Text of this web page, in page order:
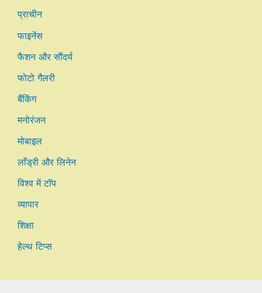
प्राचीन
फाइनेंस
फैशन और सौंदर्य
फोटो गैलरी
बैंकिंग
मनोरंजन
मोबाइल
लाँड्री और लिनेन
विश्व में टॉप
व्यापार
शिक्षा
हेल्थ टिप्स